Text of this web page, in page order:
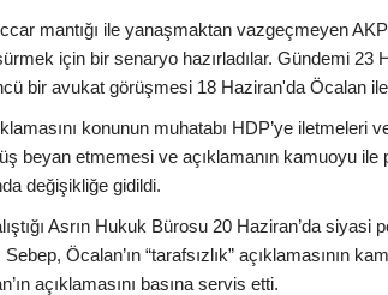
mantığı ile yanaşmaktan vazgeçmeyen AKP
için bir senaryo hazırladılar. Gündemi 23
bir avukat görüşmesi 18 Haziran'da Öcalan
konunun muhatabı HDP’ye iletmeleri
beyan etmemesi ve açıklamanın kamuoyu ile
değişikliğe gidildi.
Asrın Hukuk Bürosu 20 Haziran’da siyasi
Öcalan’ın “tarafsızlık” açıklamasının
açıklamasını basına servis etti.